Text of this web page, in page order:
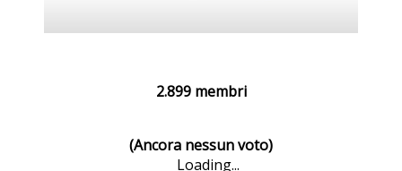
2.899 membri
(Ancora nessun voto)
Loading...